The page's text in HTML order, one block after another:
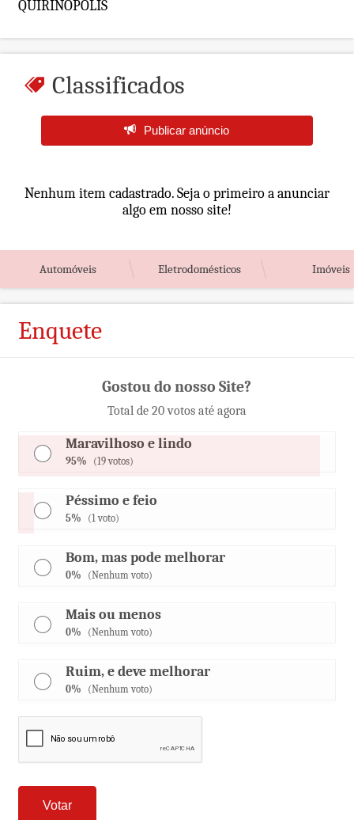
QUIRINÓPOLIS
Classificados
Publicar anúncio
Nenhum item cadastrado. Seja o primeiro a anunciar
algo em nosso site!
Automóveis Eletrodomésticos Imóveis
Enquete
Gostou do nosso Site?
Total de 20 votos até agora
Maravilhoso e lindo
95% (19 votos)
Péssimo e feio
5% (1 voto)
Bom, mas pode melhorar
0% (Nenhum voto)
Mais ou menos
0% (Nenhum voto)
Ruim, e deve melhorar
0% (Nenhum voto)